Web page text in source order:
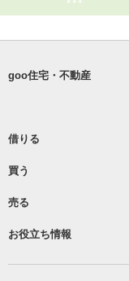
goo住宅・不動産
借りる
買う
売る
お役立ち情報